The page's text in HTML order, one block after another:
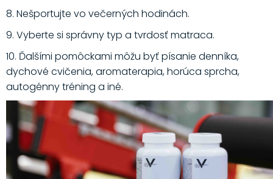
8. Nešportujte vo večerných hodinách.
9. Vyberte si správny typ a tvrdosť matraca.
10. Ďalšími pomôckami môžu byť písanie denníka,
dychové cvičenia, aromaterapia, horúca sprcha,
autogénny tréning a iné.